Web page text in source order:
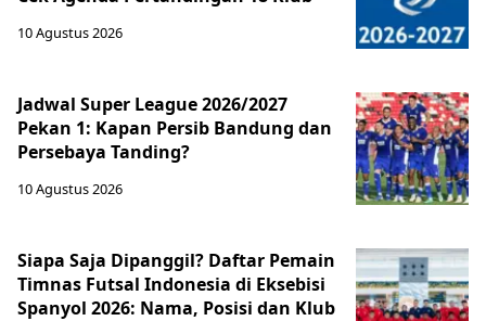
10 Agustus 2026
Jadwal Super League 2026/2027
Pekan 1: Kapan Persib Bandung dan
Persebaya Tanding?
10 Agustus 2026
Siapa Saja Dipanggil? Daftar Pemain
Timnas Futsal Indonesia di Eksebisi
Spanyol 2026: Nama, Posisi dan Klub